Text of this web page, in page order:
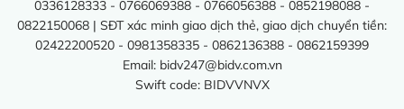
0336128333 - 0766069388 - 0766056388 - 0852198088 -
0822150068 | SĐT xác minh giao dịch thẻ, giao dịch chuyển tiền:
02422200520 - 0981358335 - 0862136388 - 0862159399
Email: bidv247@bidv.com.vn
Swift code: BIDVVNVX